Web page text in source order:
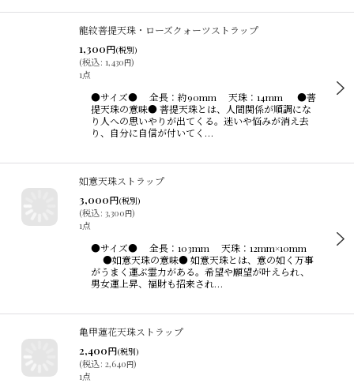
龍紋菩提天珠・ローズクォーツストラップ
1,300円(税別)
(税込: 1,430円)
1点
●サイズ● 全長：約90mm 天珠：14mm ●菩
提天珠の意味● 菩提天珠とは、人間関係が順調にな
り人への思いやりが出てくる。迷いや悩みが消え去
り、自分に自信が付いてく…
如意天珠ストラップ
3,000円(税別)
(税込: 3,300円)
1点
●サイズ● 全長：103mm 天珠：12mm×10mm
●如意天珠の意味● 如意天珠とは、意の如く万事
がうまく運ぶ霊力がある。希望や願望が叶えられ、
男女運上昇、福財も招来され…
亀甲蓮花天珠ストラップ
2,400円(税別)
(税込: 2,640円)
1点